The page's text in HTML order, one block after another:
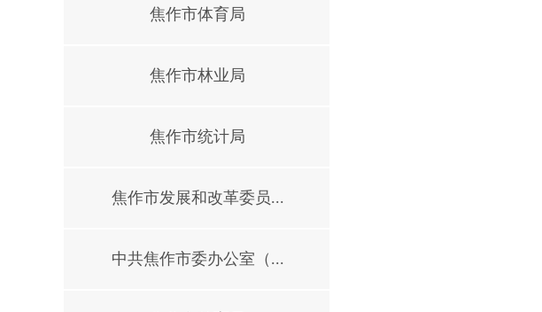
焦作市体育局
焦作市林业局
焦作市统计局
焦作市发展和改革委员...
中共焦作市委办公室（...